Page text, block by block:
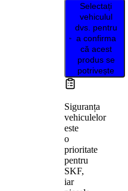
Selectați
vehiculul
dvs. pentru
a confirma
că acest
produs se
potrivește
Siguranța
vehiculelor
este
o
prioritate
pentru
SKF,
iar